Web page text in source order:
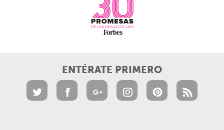
ENTÉRATE PRIMERO